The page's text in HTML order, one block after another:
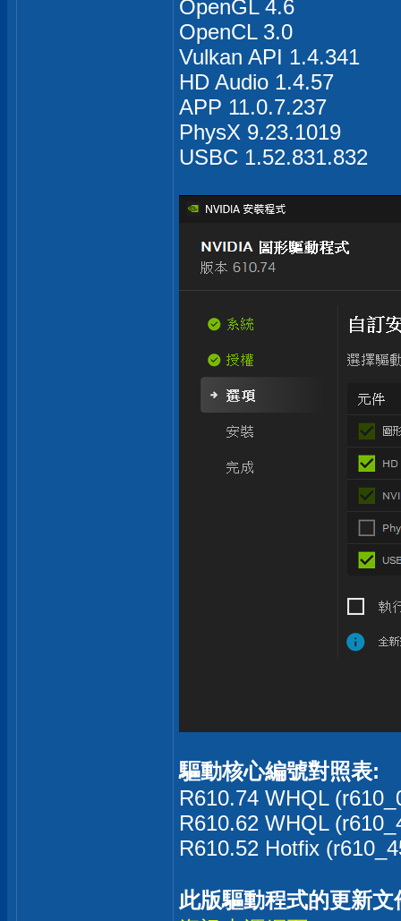
OpenGL 4.6
OpenCL 3.0
Vulkan API 1.4.341
HD Audio 1.4.57
APP 11.0.7.237
PhysX 9.23.1019
USBC 1.52.831.832
驅動核心編號對照表:
R610.74 WHQL
R610.62 WHQL
R610.52 Hotfix
此版驅動程式的更新文